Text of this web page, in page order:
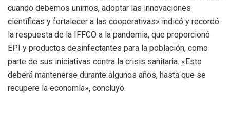
cuando debemos unirnos, adoptar las innovaciones
científicas y fortalecer a las cooperativas» indicó y recordó
la respuesta de la IFFCO a la pandemia, que proporcionó
EPI y productos desinfectantes para la población, como
parte de sus iniciativas contra la crisis sanitaria. «Esto
deberá mantenerse durante algunos años, hasta que se
recupere la economía», concluyó.